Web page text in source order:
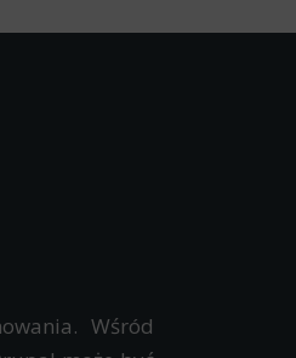
Wśród